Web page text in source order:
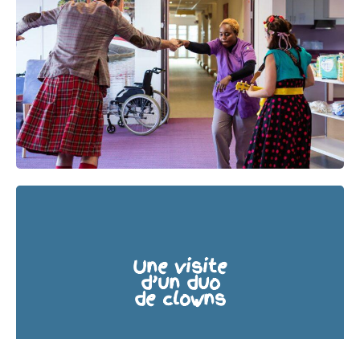
Une visite
d’un duo
de clowns
1 000 €